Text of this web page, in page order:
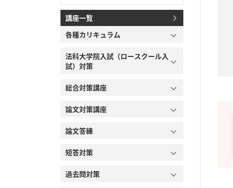
講座一覧
各種カリキュラム
法科大学院入試（ロースクール入
試）対策
総合対策講座
論文対策講座
論文答練
短答対策
過去問対策